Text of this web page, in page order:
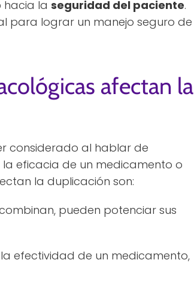
hacia la seguridad del paciente.
para lograr un manejo seguro de
afectan la
considerado al hablar de
eficacia de un medicamento o
la duplicación son:
pueden potenciar sus
efectividad de un medicamento,